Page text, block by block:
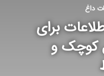
داغ
برای
کوچک و